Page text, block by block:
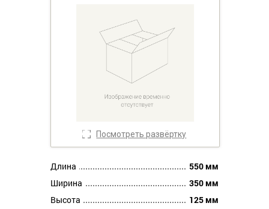
Посмотреть развёртку
Длина
550 мм
Ширина
350 мм
Высота
125 мм